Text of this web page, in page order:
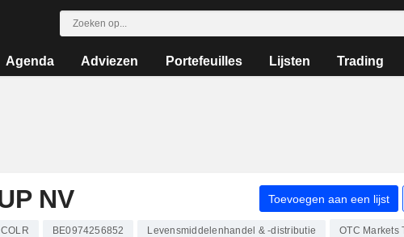
Agenda Adviezen Portefeuilles Lijsten Trading
NV Toevoegen aan een lijst
COLR BE0974256852 Levensmiddelenhandel & -distributie OTC Markets